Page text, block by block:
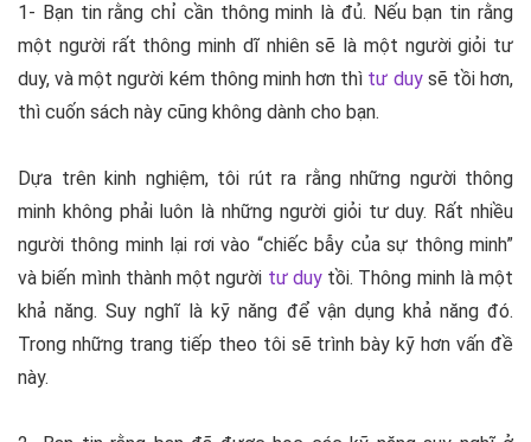
1- Bạn tin rằng chỉ cần thông minh là đủ. Nếu bạn tin rằng
một người rất thông minh dĩ nhiên sẽ là một người giỏi tư
duy, và một người kém thông minh hơn thì tư duysẽ tồi hơn,
thì cuốn sách này cũng không dành cho bạn.
Dựa trên kinh nghiệm, tôi rút ra rằng những người thông
minh không phải luôn là những người giỏi tư duy. Rất nhiều
người thông minh lại rơi vào “chiếc bẫy của sự thông minh”
và biến mình thành một người tư duytồi. Thông minh là một
khả năng. Suy nghĩ là kỹ năng để vận dụng khả năng đó.
Trong những trang tiếp theo tôi sẽ trình bày kỹ hơn vấn đề
này.